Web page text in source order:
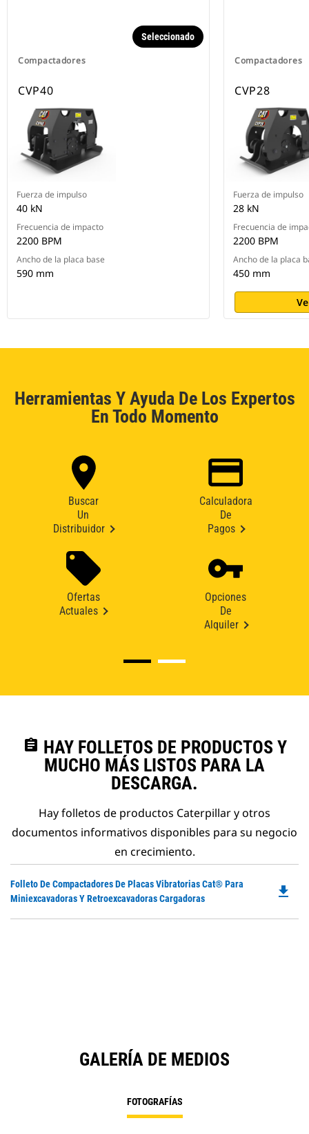
Compactadores
Seleccionado
CVP40
Fuerza de impulso
40 kN
Frecuencia de impacto
2200 BPM
Ancho de la placa base
590 mm
Compactadores
CVP28
Fuerza de impulso
28 kN
Frecuencia de
2200 BPM
Ancho de la placa
450 mm
Herramientas Y Ayuda De Los Expertos
En Todo Momento
Buscar
Un
Distribuidor
Calculadora
De
Pagos
Ofertas
Actuales
Opciones
De
Alquiler
assignment HAY FOLLETOS DE PRODUCTOS Y
MUCHO MÁS LISTOS PARA LA
DESCARGA.
Hay folletos de productos Caterpillar y otros
documentos informativos disponibles para su negocio
en crecimiento.
Folleto De Compactadores De Placas Vibratorias Cat® Para
Miniexcavadoras Y Retroexcavadoras Cargadoras
file_download
GALERÍA DE MEDIOS
FOTOGRAFÍAS